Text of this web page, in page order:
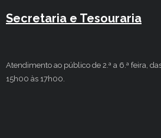
Secretaria e Tesouraria
Atendimento ao público de 2.ª a 6.ª feira,
15h00 às 17h00.